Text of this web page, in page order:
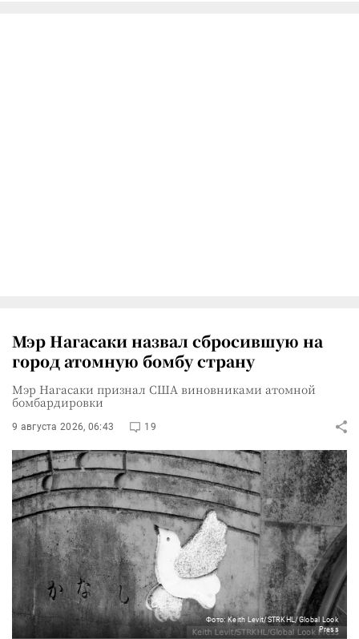
Мэр Нагасаки назвал сбросившую на
город атомную бомбу страну
Мэр Нагасаки признал США виновниками атомной
бомбардировки
9 августа 2026, 06:43 19
Фото: Keith Levit/STRKHL/Global Look
Press